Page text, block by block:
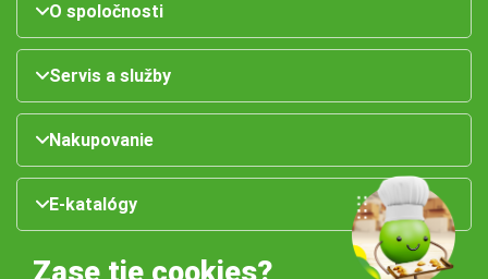
O spoločnosti
Servis a služby
Nakupovanie
E-katalógy